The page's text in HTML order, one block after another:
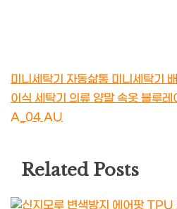
미니세탁기 자동삶통 미니세탁기
이식 세탁기 의류 양말 속옷 블루
A_04 AU
Related Posts